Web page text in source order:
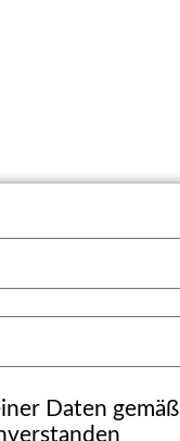
Daten gemäß